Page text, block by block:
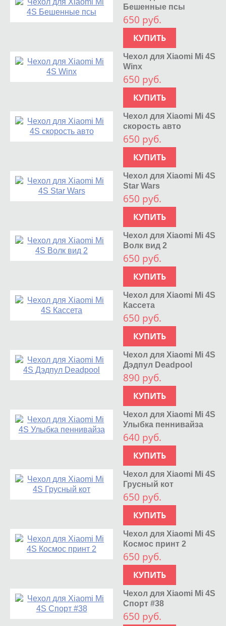
Бешенные псы
650 руб.
КУПИТЬ
Чехол для Xiaomi Mi 4S
Winx
650 руб.
КУПИТЬ
Чехол для Xiaomi Mi 4S
скорость авто
650 руб.
КУПИТЬ
Чехол для Xiaomi Mi 4S
Star Wars
650 руб.
КУПИТЬ
Чехол для Xiaomi Mi 4S
Волк вид 2
650 руб.
КУПИТЬ
Чехол для Xiaomi Mi 4S
Кассета
650 руб.
КУПИТЬ
Чехол для Xiaomi Mi 4S
Дэдпул Deadpool
890 руб.
КУПИТЬ
Чехол для Xiaomi Mi 4S
Улыбка пеннивайза
640 руб.
КУПИТЬ
Чехол для Xiaomi Mi 4S
Грусный кот
650 руб.
КУПИТЬ
Чехол для Xiaomi Mi 4S
Космос принт 2
650 руб.
КУПИТЬ
Чехол для Xiaomi Mi 4S
Спорт #38
650 руб.